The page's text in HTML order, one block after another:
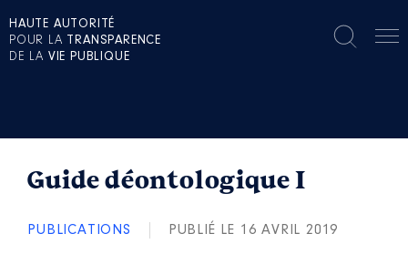
HAUTE AUTORITÉ
POUR LA TRANSPARENCE
DE LA VIE PUBLIQUE
Guide déontologique I
PUBLICATIONS PUBLIÉ LE 16 AVRIL 2019